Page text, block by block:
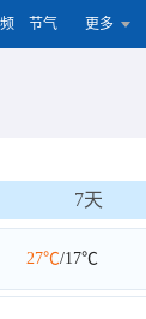
节气 更多
7天
27℃/17℃